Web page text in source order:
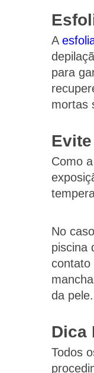
A
para
mortas
Como
No
piscina
contato
da pele.
Dica
Todos